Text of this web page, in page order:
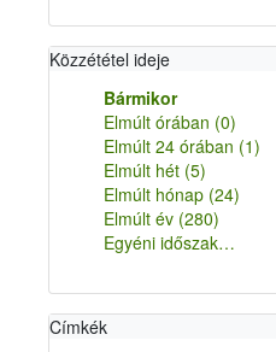
Közzététel ideje
Bármikor
Elmúlt órában (0)
Elmúlt 24 órában (1)
Elmúlt hét (5)
Elmúlt hónap (24)
Elmúlt év (280)
Egyéni időszak…
Címkék